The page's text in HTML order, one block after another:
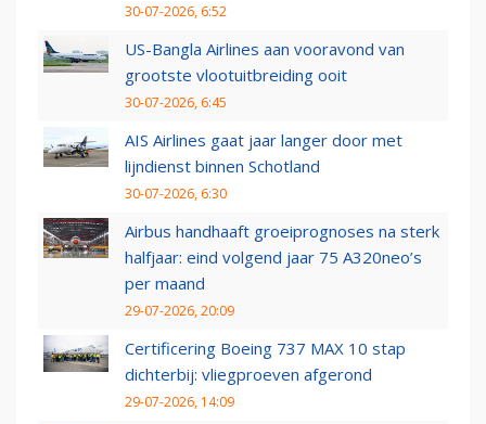
30-07-2026, 6:52
US-Bangla Airlines aan vooravond van
grootste vlootuitbreiding ooit
30-07-2026, 6:45
AIS Airlines gaat jaar langer door met
lijndienst binnen Schotland
30-07-2026, 6:30
Airbus handhaaft groeiprognoses na sterk
halfjaar: eind volgend jaar 75 A320neo’s
per maand
29-07-2026, 20:09
Certificering Boeing 737 MAX 10 stap
dichterbij: vliegproeven afgerond
29-07-2026, 14:09